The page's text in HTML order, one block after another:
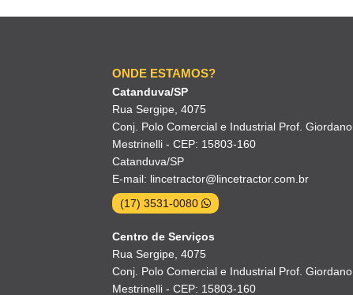
ONDE ESTAMOS?
Catanduva/SP
Rua Sergipe, 4075
Conj. Polo Comercial e Industrial Prof. Giordano
Mestrinelli - CEP: 15803-160
Catanduva/SP
E-mail: lincetractor@lincetractor.com.br
(17) 3531-0080
Centro de Serviços
Rua Sergipe, 4075
Conj. Polo Comercial e Industrial Prof. Giordano
Mestrinelli - CEP: 15803-160